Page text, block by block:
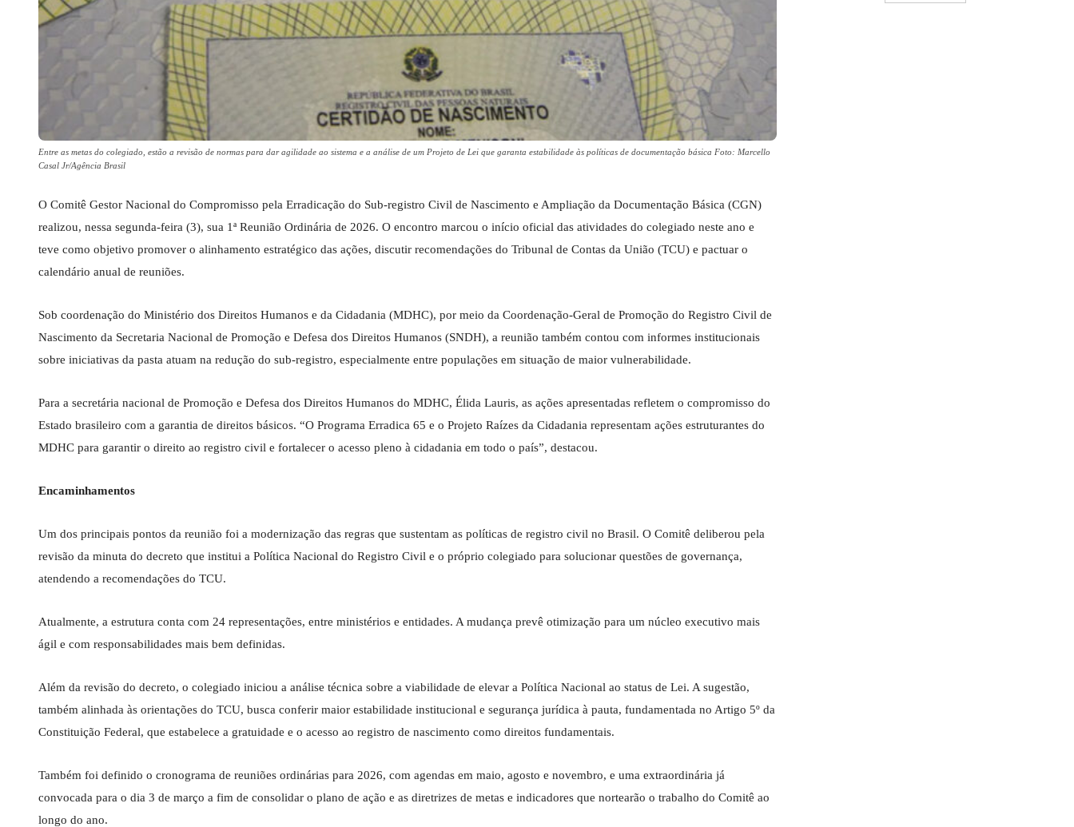
Entre as metas do colegiado, estão a revisão de normas para dar agilidade ao sistema e a análise de um Projeto de Lei que garanta estabilidade às políticas de documentação básica Foto: Marcello
Casal Jr/Agência Brasil
O Comitê Gestor Nacional do Compromisso pela Erradicação do Sub-registro Civil de Nascimento e Ampliação da Documentação Básica (CGN)
realizou, nessa segunda-feira (3), sua 1ª Reunião Ordinária de 2026. O encontro marcou o início oficial das atividades do colegiado neste ano e
teve como objetivo promover o alinhamento estratégico das ações, discutir recomendações do Tribunal de Contas da União (TCU) e pactuar o
calendário anual de reuniões.
Sob coordenação do Ministério dos Direitos Humanos e da Cidadania (MDHC), por meio da Coordenação-Geral de Promoção do Registro Civil de
Nascimento da Secretaria Nacional de Promoção e Defesa dos Direitos Humanos (SNDH), a reunião também contou com informes institucionais
sobre iniciativas da pasta atuam na redução do sub-registro, especialmente entre populações em situação de maior vulnerabilidade.
Para a secretária nacional de Promoção e Defesa dos Direitos Humanos do MDHC, Élida Lauris, as ações apresentadas refletem o compromisso do
Estado brasileiro com a garantia de direitos básicos. “O Programa Erradica 65 e o Projeto Raízes da Cidadania representam ações estruturantes do
MDHC para garantir o direito ao registro civil e fortalecer o acesso pleno à cidadania em todo o país”, destacou.
Encaminhamentos
Um dos principais pontos da reunião foi a modernização das regras que sustentam as políticas de registro civil no Brasil. O Comitê deliberou pela
revisão da minuta do decreto que institui a Política Nacional do Registro Civil e o próprio colegiado para solucionar questões de governança,
atendendo a recomendações do TCU.
Atualmente, a estrutura conta com 24 representações, entre ministérios e entidades. A mudança prevê otimização para um núcleo executivo mais
ágil e com responsabilidades mais bem definidas.
Além da revisão do decreto, o colegiado iniciou a análise técnica sobre a viabilidade de elevar a Política Nacional ao status de Lei. A sugestão,
também alinhada às orientações do TCU, busca conferir maior estabilidade institucional e segurança jurídica à pauta, fundamentada no Artigo 5º da
Constituição Federal, que estabelece a gratuidade e o acesso ao registro de nascimento como direitos fundamentais.
Também foi definido o cronograma de reuniões ordinárias para 2026, com agendas em maio, agosto e novembro, e uma extraordinária já
convocada para o dia 3 de março a fim de consolidar o plano de ação e as diretrizes de metas e indicadores que nortearão o trabalho do Comitê ao
longo do ano.